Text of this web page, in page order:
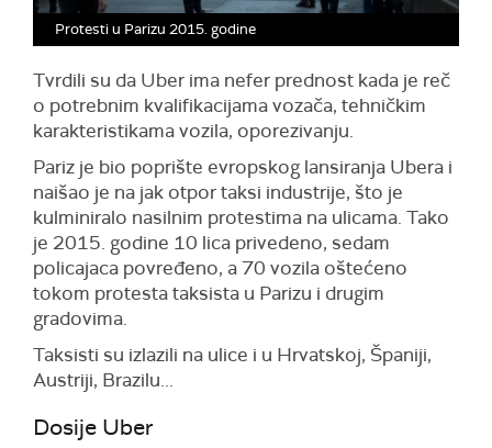
Protesti u Parizu 2015. godine
Tvrdili su da Uber ima nefer prednost kada je reč
o potrebnim kvalifikacijama vozača, tehničkim
karakteristikama vozila, oporezivanju.
Pariz je bio poprište evropskog lansiranja Ubera i
naišao je na jak otpor taksi industrije, što je
kulminiralo nasilnim protestima na ulicama. Tako
je 2015. godine 10 lica privedeno, sedam
policajaca povređeno, a 70 vozila oštećeno
tokom protesta taksista u Parizu i drugim
gradovima.
Taksisti su izlazili na ulice i u Hrvatskoj, Španiji,
Austriji, Brazilu...
Dosije Uber